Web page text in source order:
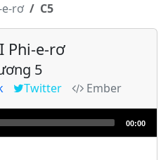
e-rơ C5
Phi-e-rơ
5
Twitter
Ember
00:00